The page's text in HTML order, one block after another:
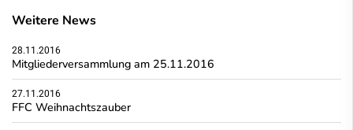
Weitere News
28.11.2016
Mitgliederversammlung am 25.11.2016
27.11.2016
FFC Weihnachtszauber